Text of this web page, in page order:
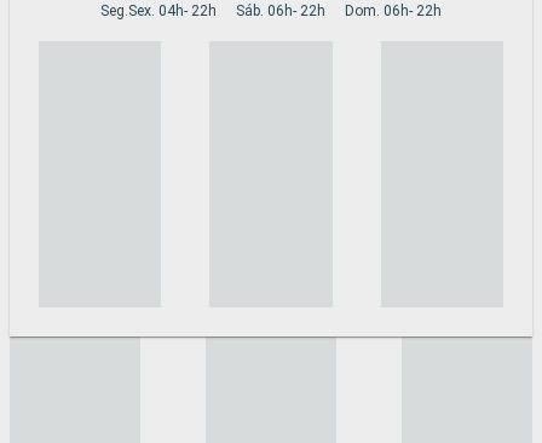
Seg.Sex. 04h- 22h Sáb. 06h- 22h Dom. 06h- 22h